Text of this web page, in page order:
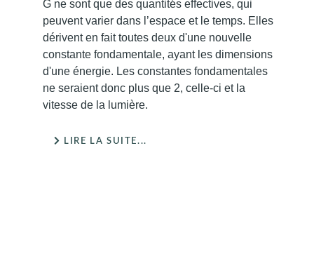
G ne sont que des quantités effectives, qui
peuvent varier dans l’espace et le temps. Elles
dérivent en fait toutes deux d'une nouvelle
constante fondamentale, ayant les dimensions
d'une énergie. Les constantes fondamentales
ne seraient donc plus que 2, celle-ci et la
vitesse de la lumière.
LIRE LA SUITE...